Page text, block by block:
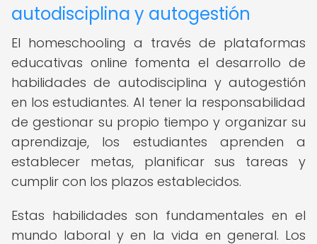
autodisciplina y autogestión
El homeschooling a través de plataformas
educativas online fomenta el desarrollo de
habilidades de autodisciplina y autogestión
en los estudiantes. Al tener la responsabilidad
de gestionar su propio tiempo y organizar su
aprendizaje, los estudiantes aprenden a
establecer metas, planificar sus tareas y
cumplir con los plazos establecidos.
Estas habilidades son fundamentales en el
mundo laboral y en la vida en general. Los